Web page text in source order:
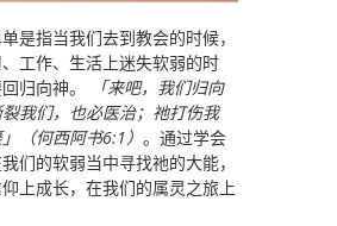
是指当我们去到教会的时候，
工作、生活上迷失软弱的时
归向神。
「来吧，我们归向
我们，也必医治；祂打伤我
（何西阿书6:1） 。通过学会
们的软弱当中寻找祂的大能，
上成长，在我们的属灵之旅上